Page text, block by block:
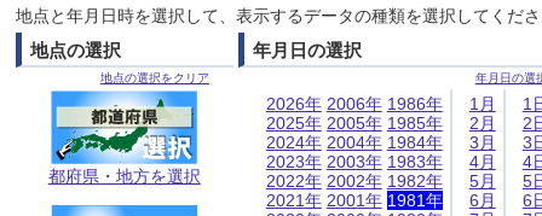
地点と年月日時を選択して、表示するデータの種類を選択してくだ
地点の選択
地点の選択をクリア
都府県・地方を選択
年月日の選択
年月日の選
2026年
2025年
2024年
2023年
2022年
2021年
2006年
2005年
2004年
2003年
2002年
2001年
1986年
1985年
1984年
1983年
1982年
1981年
1月
2月
3月
4月
5月
6月
1
2
3
4
5
6